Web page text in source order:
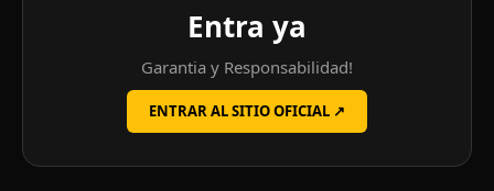
Entra ya
Garantia y Responsabilidad!
ENTRAR AL SITIO OFICIAL ↗